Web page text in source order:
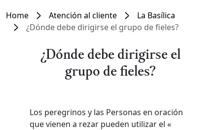
Home Atención al cliente
La Basílica
¿Dónde debe dirigirse el grupo de fieles?
¿Dónde debe dirigirse el
grupo de fieles?
Los peregrinos y las Personas en oración
que vienen a rezar pueden utilizar el «